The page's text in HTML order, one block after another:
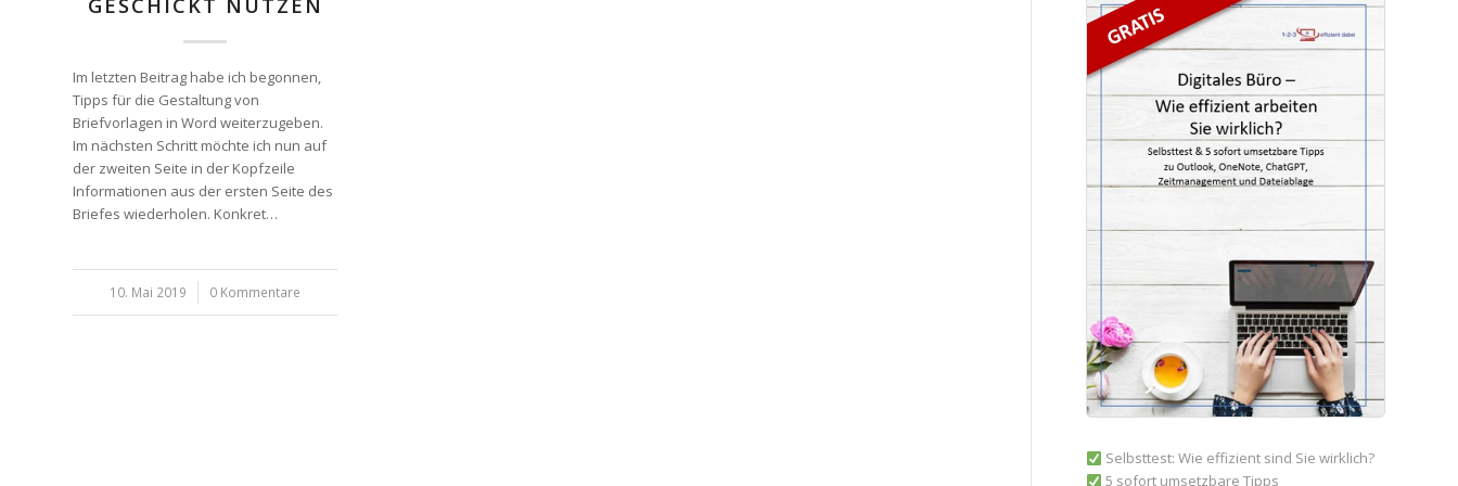
GESCHICKT NUTZEN
Im letzten Beitrag habe ich begonnen,
Tipps für die Gestaltung von
Briefvorlagen in Word weiterzugeben.
Im nächsten Schritt möchte ich nun auf
der zweiten Seite in der Kopfzeile
Informationen aus der ersten Seite des
Briefes wiederholen. Konkret…
10. Mai 2019
/ 0 Kommentare
Selbsttest: Wie effizient sind Sie wirklich?
5 sofort umsetzbare Tipps